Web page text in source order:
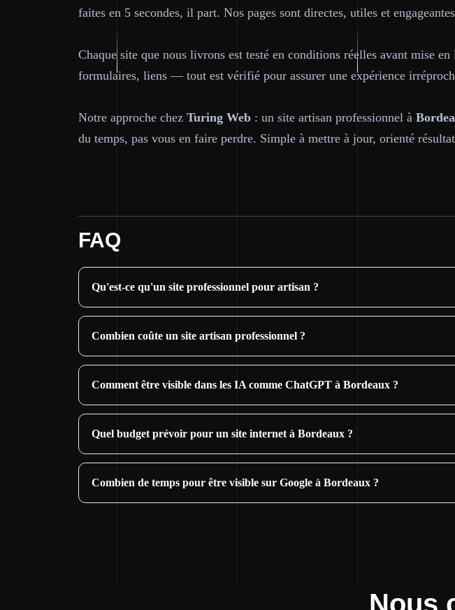
faites en 5 secondes, il part. Nos pages sont directes, utiles et
Chaque site que nous livrons est testé en conditions réelles avant mise
formulaires, liens — tout est vérifié pour assurer une expérience
Notre approche chez Turing Web : un site artisan professionnel à
du temps, pas vous en faire perdre. Simple à mettre à jour, orienté
FAQ
Qu'est-ce qu'un site professionnel pour artisan ?
Combien coûte un site artisan professionnel ?
Comment être visible dans les IA comme ChatGPT à Bordeaux ?
Quel budget prévoir pour un site internet à Bordeaux ?
Combien de temps pour être visible sur Google à Bordeaux ?
Nous